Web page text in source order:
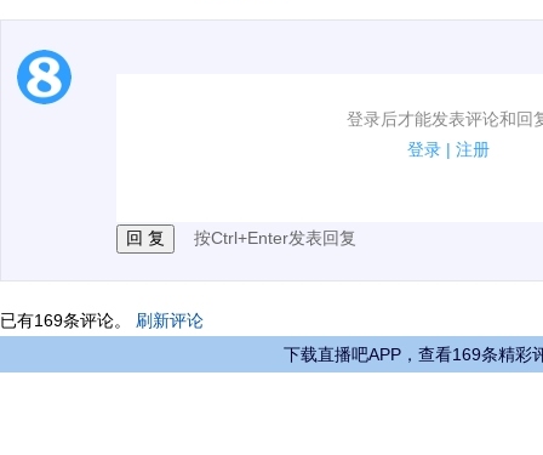
登录后才能发表评论和回
登录 | 注册
1.电脑端新用户可以发表评论了！
按Ctrl+Enter发表回复
已有169条评论。 刷新评论
下载直播吧APP，查看169条精彩